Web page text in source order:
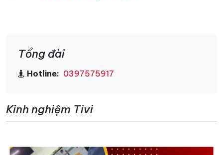
Tổng đài
Hotline: 0397575917
Kinh nghiệm Tivi